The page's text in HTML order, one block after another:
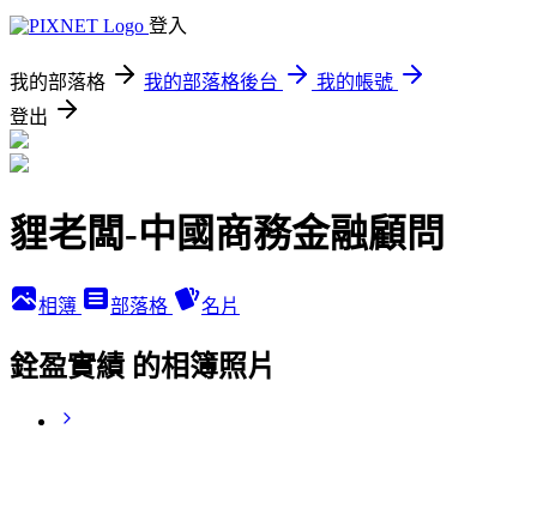
登入
我的部落格 我的部落格後台
我的帳號
登出
貍老闆-中國商務金融顧問
相簿 部落格 名片
銓盈實績 的相簿照片